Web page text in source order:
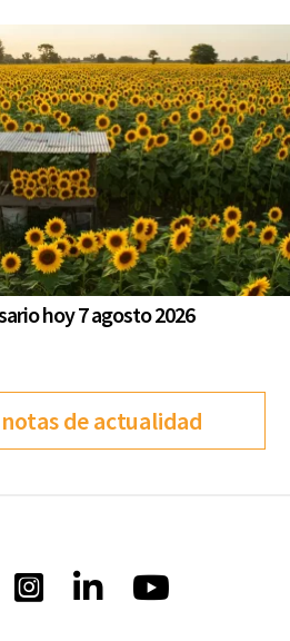
hoy 7 agosto 2026
de actualidad